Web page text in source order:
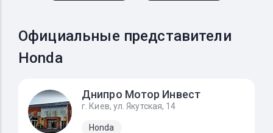
Официальные представители
Honda
Днипро Мотор Инвест
г. Киев, ул. Якутская, 14
Honda